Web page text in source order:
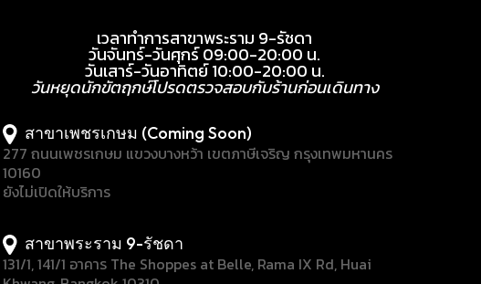
เวลาทำการสาขาพระราม 9-รัชดา
วันจันทร์-วันศุกร์ 09:00-20:00 น.
วันเสาร์-วันอาทิตย์ 10:00-20:00 น.
วันหยุดนักขัตฤกษ์โปรดตรวจสอบกับร้านก่อนเดินทาง
สาขาเพชรเกษม (Coming Soon)
277 ถนนเพชรเกษม แขวงบางหว้า เขตภาษีเจริญ กรุงเทพมหานคร
10160
ยังไม่เปิดให้บริการ
สาขาพระราม 9-รัชดา
131/1, 141/1 อาคาร The Shoppes at Belle, Rama IX Rd, Huai